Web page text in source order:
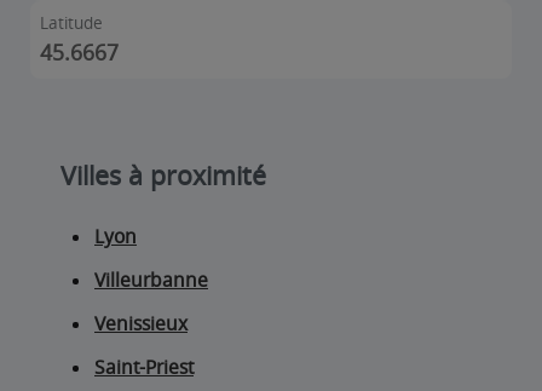
Latitude
45.6667
Villes à proximité
Lyon
Villeurbanne
Venissieux
Saint-Priest